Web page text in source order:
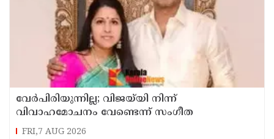
വേർപിരിയുന്നില്ല; വിജയ്‍യി നിന്ന്
വിവാഹമോചനം വേണ്ടെന്ന് സംഗീത
FRI,7 AUG 2026